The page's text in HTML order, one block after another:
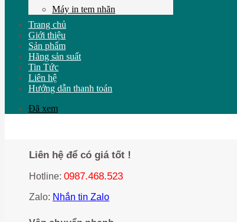
Máy in tem nhãn
Trang chủ
Giới thiệu
Sản phẩm
Hãng sản suất
Tin Tức
Liên hệ
Hướng dẫn thanh toán
Đã xem
Liên hệ để có giá tốt !
Hotline: 0987.468.523
Zalo: Nhắn tin Zalo